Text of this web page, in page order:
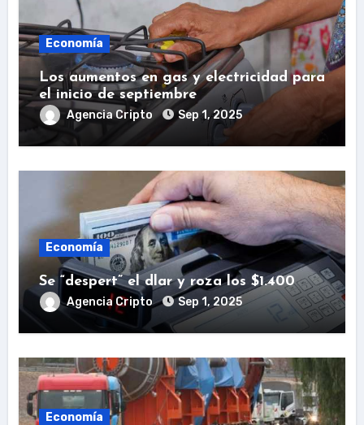
Economía
Los aumentos en gas y electricidad para
el inicio de septiembre
Agencia Cripto Sep 1, 2025
Economía
Se “despert” el dlar y roza los $1.400
Agencia Cripto Sep 1, 2025
Economía